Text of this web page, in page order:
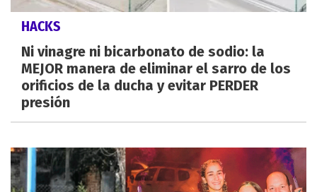
HACKS
Ni vinagre ni bicarbonato de sodio: la
MEJOR manera de eliminar el sarro de los
orificios de la ducha y evitar PERDER
presión